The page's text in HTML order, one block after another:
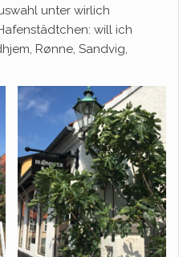
unter wirlich
will ich
Rønne, Sandvig,